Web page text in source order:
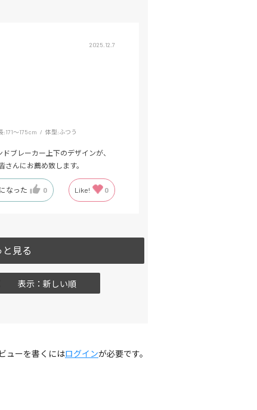
2025.12.7
:171～175cm 体型:ふつう
ブレーカー上下のデザインが、
んにお薦め致します。
なった 0 Like! 0
と見る
表示：新しい順
ューを書くにはログインが必要です。